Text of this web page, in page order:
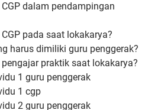
dalam pendampingan
pada saat lokakarya?
harus dimiliki guru penggerak?
praktik saat lokakarya?
1 guru penggerak
1 cgp
2 guru penggerak